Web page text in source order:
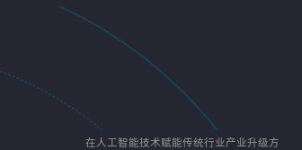
在人工智能技术赋能传统行业产业升级方